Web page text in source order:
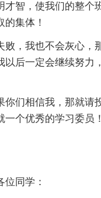
才智，使我们的整个
的集体！
败，我也不会灰心，
以后一定会继续努力
你们相信我，那就请
一个优秀的学习委员！
位同学：